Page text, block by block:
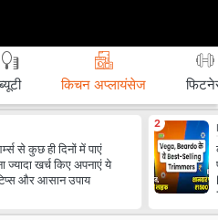
ब्‍यूटी किचन अप्लायंसेज
से कुछ ही दिनों में पाएं
ज्यादा खर्च किए अपनाएं ये
और आसान उपाय